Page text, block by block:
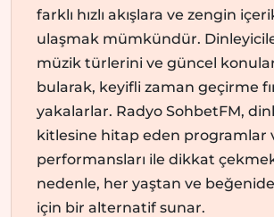
farklı hızlı akışlara ve zengin
ulaşmak mümkündür.
müzik türlerini ve güncel
bularak, keyifli zaman geçirme
yakalarlar. Radyo SohbetFM,
kitlesine hitap eden programlar
performansları ile dikkat
nedenle, her yaştan ve
için bir alternatif sunar.